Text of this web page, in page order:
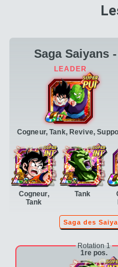
Saga Saiyans
Cogneur, Tank, Revive,
Cogneur,
Tank
Tank
Saga des
Rotation 1
1re pos.